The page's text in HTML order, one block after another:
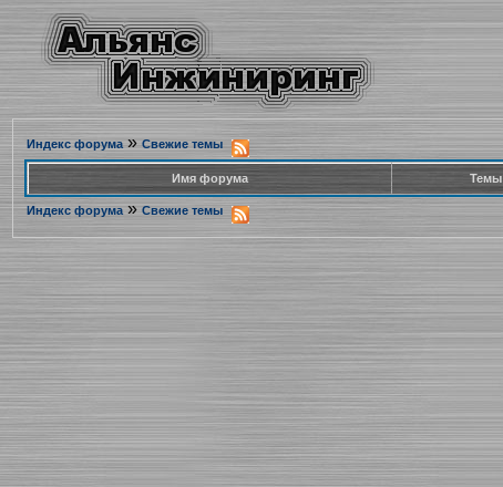
Индекс форума» Свежие темы
Имя форума Темы
Индекс форума » Свежие темы